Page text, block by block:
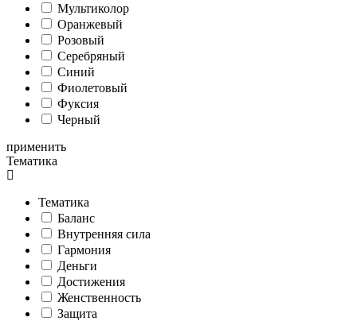
Мультиколор
Оранжевый
Розовый
Серебряный
Синий
Фиолетовый
Фуксия
Черный
применить
Тематика
Тематика
Баланс
Внутренняя сила
Гармония
Деньги
Достижения
Женственность
Защита